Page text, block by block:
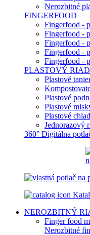
Nerozbitné
FINGERFOOD
Fingerfood -
Fingerfood -
Fingerfood -
Fingerfood -
Fingerfood -
PLASTOVÝ RIAD
Plastové
Plastové
Plastové
Plastové
Jednorazový
360° Digitálna
NEROZBITNÝ
Finger food
Nerozbitné